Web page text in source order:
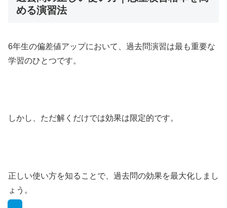
める演習法
6年生の偏差値アップにおいて、過去問演習は最も重要な
学習のひとつです。
しかし、ただ解くだけでは効果は限定的です。
正しい使い方を知ることで、過去問の効果を最大化しまし
ょう。